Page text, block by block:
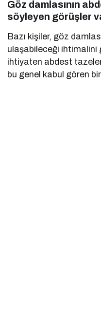
Göz damlasının
söyleyen görüşler
Bazı kişiler, göz
ulaşabileceği ihtimalini
ihtiyaten abdest
bu genel kabul gören